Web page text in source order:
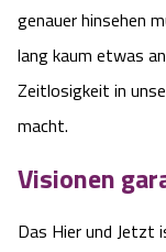
genauer hinsehen
lang kaum etwas
Zeitlosigkeit in
macht.
Visionen
Das Hier und Jetzt